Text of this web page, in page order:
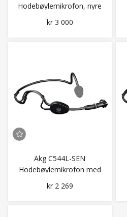
Hodebøylemikrofon, nyre
kr 3 000
Akg C544L-SEN
Hodebøylemikrofon med
Sennheiser Minijackplugg
kr 2 269